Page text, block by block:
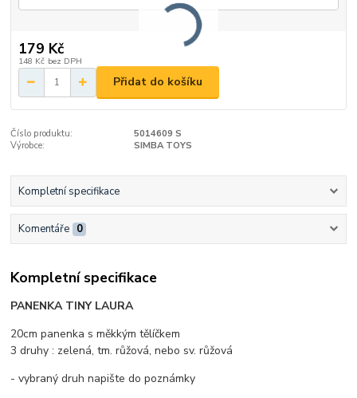
179 Kč
148 Kč bez DPH
Přidat do košíku
Číslo produktu:
5014609 S
Výrobce:
SIMBA TOYS
Kompletní specifikace
Komentáře 0
Kompletní specifikace
PANENKA TINY LAURA
20cm panenka s měkkým tělíčkem
3 druhy : zelená, tm. růžová, nebo sv. růžová
- vybraný druh napište do poznámky